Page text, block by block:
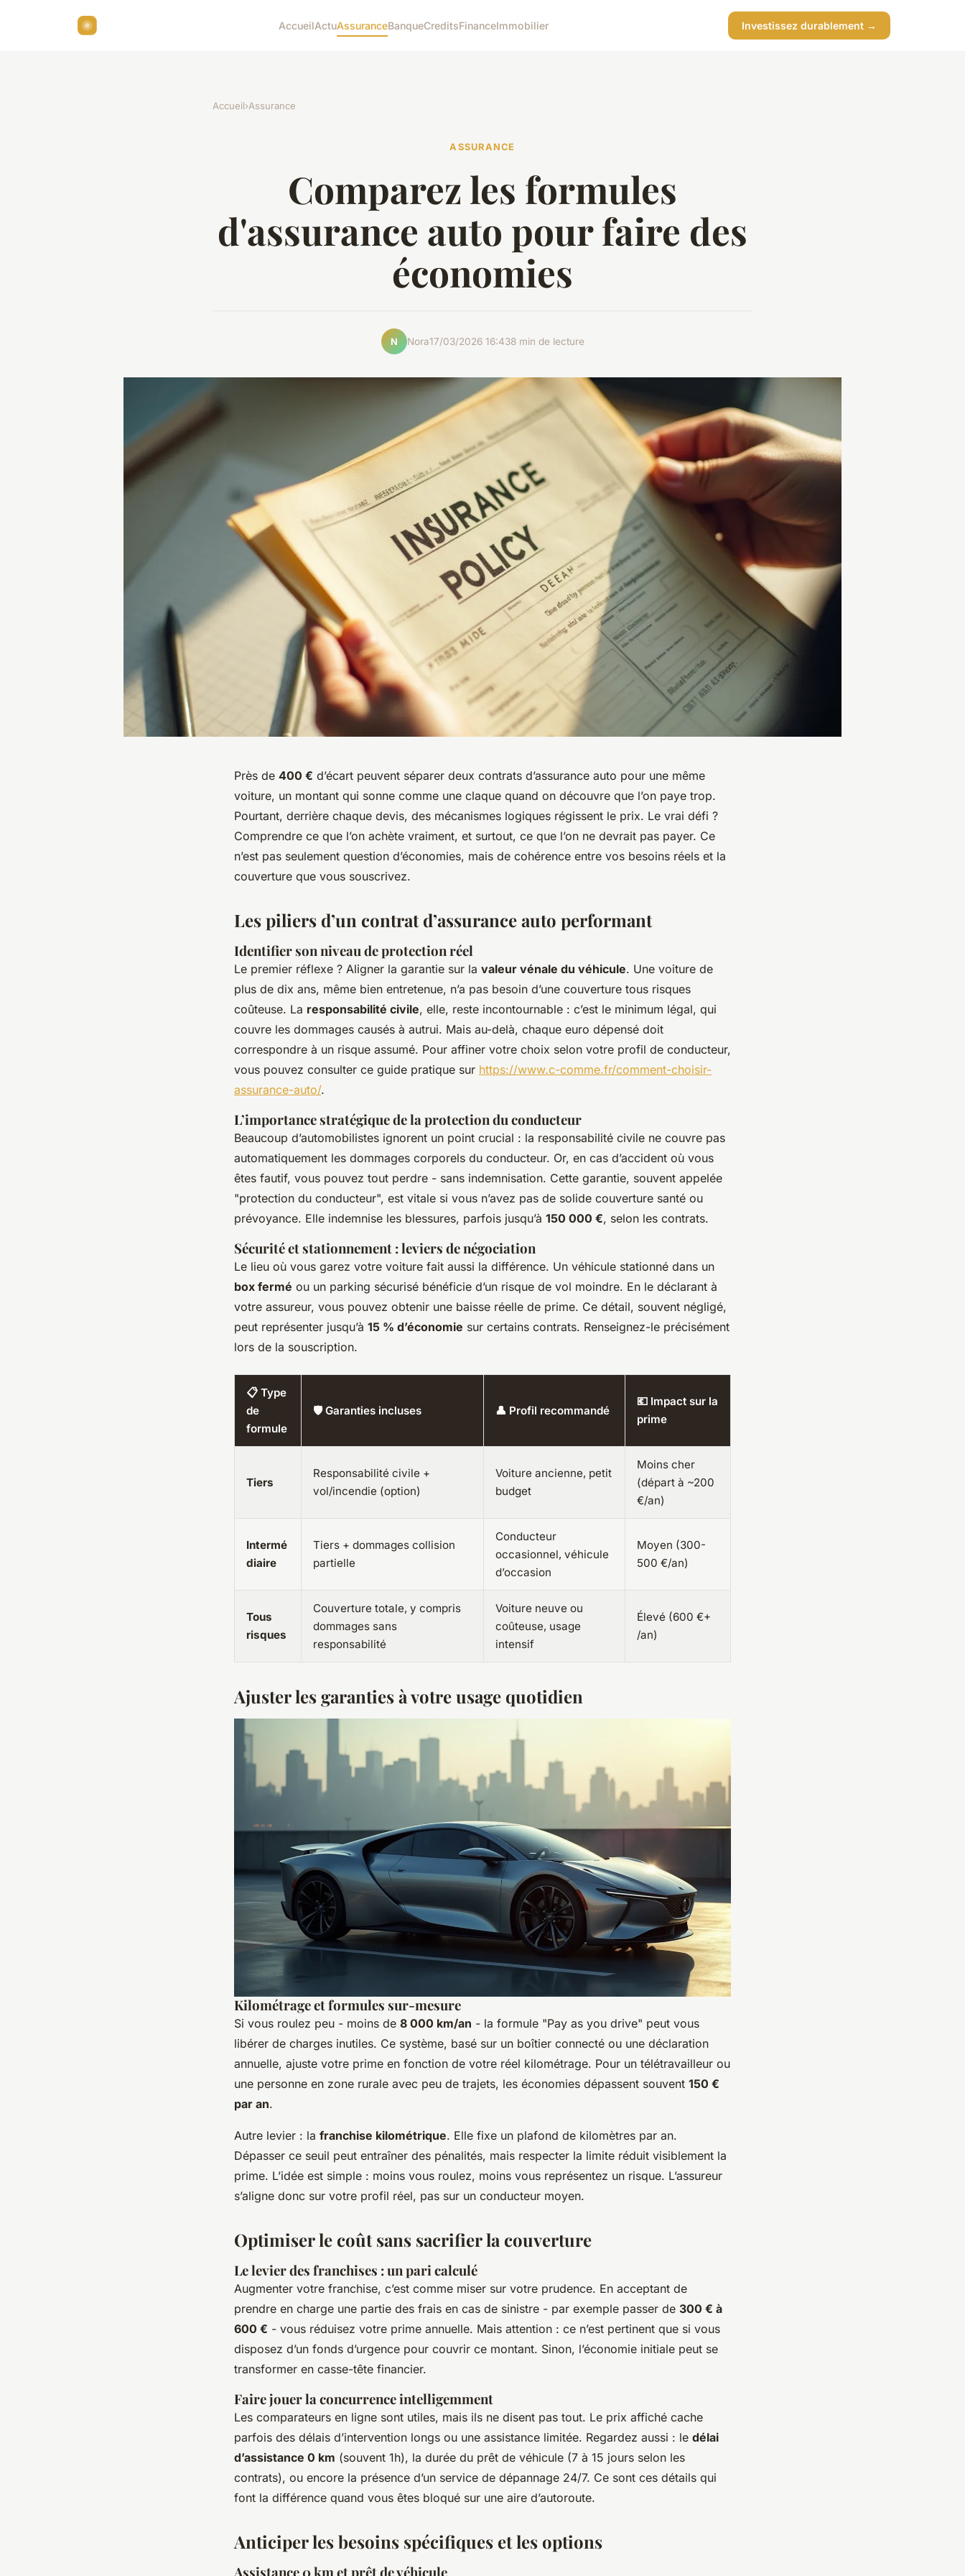
AccueilActuAssuranceBanqueCreditsFinanceImmobilier Investissez durablement →
Accueil›Assurance
ASSURANCE
Comparez les formules
d'assurance auto pour faire des
économies
N Nora17/03/2026 16:438 min de lecture
Près de 400 € d’écart peuvent séparer deux contrats d’assurance auto pour une même
voiture, un montant qui sonne comme une claque quand on découvre que l’on paye trop.
Pourtant, derrière chaque devis, des mécanismes logiques régissent le prix. Le vrai défi ?
Comprendre ce que l’on achète vraiment, et surtout, ce que l’on ne devrait pas payer. Ce
n’est pas seulement question d’économies, mais de cohérence entre vos besoins réels et la
couverture que vous souscrivez.
Les piliers d’un contrat d’assurance auto performant
Identifier son niveau de protection réel
Le premier réflexe ? Aligner la garantie sur la valeur vénale du véhicule. Une voiture de
plus de dix ans, même bien entretenue, n’a pas besoin d’une couverture tous risques
coûteuse. La responsabilité civile, elle, reste incontournable : c’est le minimum légal, qui
couvre les dommages causés à autrui. Mais au-delà, chaque euro dépensé doit
correspondre à un risque assumé. Pour affiner votre choix selon votre profil de conducteur,
vous pouvez consulter ce guide pratique sur https://www.c-comme.fr/comment-choisir-
assurance-auto/.
L’importance stratégique de la protection du conducteur
Beaucoup d’automobilistes ignorent un point crucial : la responsabilité civile ne couvre pas
automatiquement les dommages corporels du conducteur. Or, en cas d’accident où vous
êtes fautif, vous pouvez tout perdre - sans indemnisation. Cette garantie, souvent appelée
"protection du conducteur", est vitale si vous n’avez pas de solide couverture santé ou
prévoyance. Elle indemnise les blessures, parfois jusqu’à 150 000 €, selon les contrats.
Sécurité et stationnement : leviers de négociation
Le lieu où vous garez votre voiture fait aussi la différence. Un véhicule stationné dans un
box fermé ou un parking sécurisé bénéficie d’un risque de vol moindre. En le déclarant à
votre assureur, vous pouvez obtenir une baisse réelle de prime. Ce détail, souvent négligé,
peut représenter jusqu’à 15 % d’économie sur certains contrats. Renseignez-le précisément
lors de la souscription.
📋 Type
de
formule
🛡️ Garanties incluses 👤 Profil recommandé
💶 Impact sur la
prime
Tiers
Responsabilité civile +
vol/incendie (option)
Voiture ancienne, petit
budget
Moins cher
(départ à ~200
€/an)
Intermé
diaire
Tiers + dommages collision
partielle
Conducteur
occasionnel, véhicule
d’occasion
Moyen (300-
500 €/an)
Tous
risques
Couverture totale, y compris
dommages sans
responsabilité
Voiture neuve ou
coûteuse, usage
intensif
Élevé (600 €+
/an)
Ajuster les garanties à votre usage quotidien
Kilométrage et formules sur-mesure
Si vous roulez peu - moins de 8 000 km/an - la formule "Pay as you drive" peut vous
libérer de charges inutiles. Ce système, basé sur un boîtier connecté ou une déclaration
annuelle, ajuste votre prime en fonction de votre réel kilométrage. Pour un télétravailleur ou
une personne en zone rurale avec peu de trajets, les économies dépassent souvent 150 €
par an.
Autre levier : la franchise kilométrique. Elle fixe un plafond de kilomètres par an.
Dépasser ce seuil peut entraîner des pénalités, mais respecter la limite réduit visiblement la
prime. L’idée est simple : moins vous roulez, moins vous représentez un risque. L’assureur
s’aligne donc sur votre profil réel, pas sur un conducteur moyen.
Optimiser le coût sans sacrifier la couverture
Le levier des franchises : un pari calculé
Augmenter votre franchise, c’est comme miser sur votre prudence. En acceptant de
prendre en charge une partie des frais en cas de sinistre - par exemple passer de 300 € à
600 € - vous réduisez votre prime annuelle. Mais attention : ce n’est pertinent que si vous
disposez d’un fonds d’urgence pour couvrir ce montant. Sinon, l’économie initiale peut se
transformer en casse-tête financier.
Faire jouer la concurrence intelligemment
Les comparateurs en ligne sont utiles, mais ils ne disent pas tout. Le prix affiché cache
parfois des délais d’intervention longs ou une assistance limitée. Regardez aussi : le délai
d’assistance 0 km (souvent 1h), la durée du prêt de véhicule (7 à 15 jours selon les
contrats), ou encore la présence d’un service de dépannage 24/7. Ce sont ces détails qui
font la différence quand vous êtes bloqué sur une aire d’autoroute.
Anticiper les besoins spécifiques et les options
Assistance 0 km et prêt de véhicule